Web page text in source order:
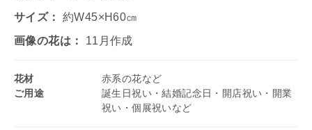
サイズ：
約W45×H60㎝
画像の花は：
11月作成
花材
赤系の花など
ご用途
誕生日祝い・結婚記念日・開店祝い・開業
祝い・個展祝いなど